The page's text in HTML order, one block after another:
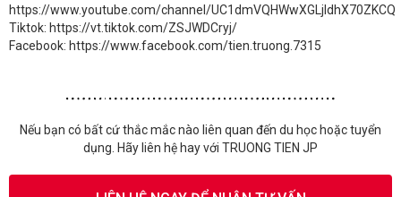
https://www.youtube.com/channel/UC1dmVQHWwXGLjldhX70ZKCQ
Tiktok: https://vt.tiktok.com/ZSJWDCryj/
Facebook: https://www.facebook.com/tien.truong.7315
Nếu bạn có bất cứ thắc mắc nào liên quan đến du học hoặc tuyển
dụng. Hãy liên hệ hay với TRUONG TIEN JP